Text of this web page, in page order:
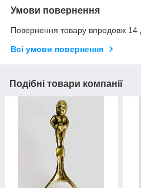
Умови повернення
Повернення товару впродовж 14
Всі умови повернення
Подібні товари компанії